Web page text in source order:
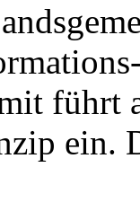
führt
ein.